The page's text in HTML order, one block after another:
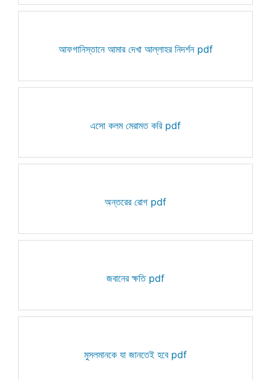
আফগানিস্তানে আমার দেখা আল্লাহর নিদর্শন pdf
এসো কলম মেরামত করি pdf
অন্তরের রোগ pdf
জবানের ক্ষতি pdf
মুসলমানকে যা জানতেই হবে pdf